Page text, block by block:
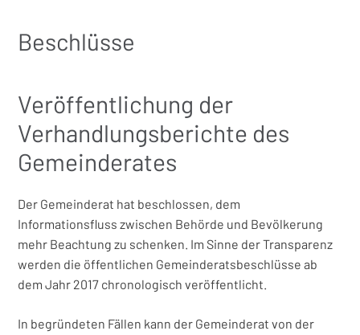
Beschlüsse
Veröffentlichung der
Verhandlungsberichte des
Gemeinderates
Der Gemeinderat hat beschlossen, dem
Informationsfluss zwischen Behörde und Bevölkerung
mehr Beachtung zu schenken. Im Sinne der Transparenz
werden die öffentlichen Gemeinderatsbeschlüsse ab
dem Jahr 2017 chronologisch veröffentlicht.
In begründeten Fällen kann der Gemeinderat von der